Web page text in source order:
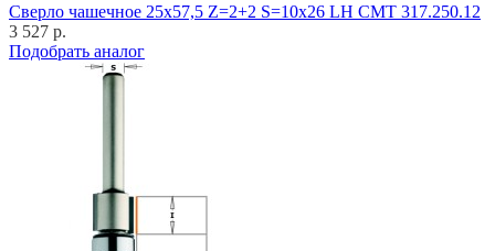
Cверло чашечное 25x57,5 Z=2+2 S=10x26 LH CMT 317.250.12
3 527 р.
Подобрать аналог